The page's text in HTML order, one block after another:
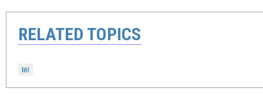
RELATED TOPICS
tél